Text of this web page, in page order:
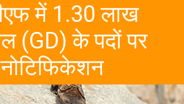
में 1.30 लाख
(GD) के पदों पर
नोटिफिकेशन